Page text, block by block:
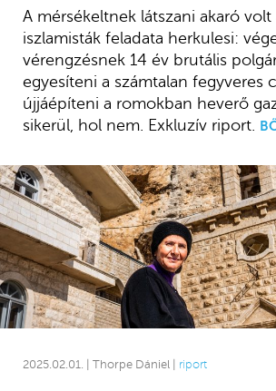
A mérsékeltnek látszani akaró volt
iszlamisták feladata herkulesi:
vérengzésnek 14 év brutális
egyesíteni a számtalan fegyveres
újjáépíteni a romokban heverő
sikerül, hol nem. Exkluzív riport.
2025.02.01. | Thorpe Dániel | riport